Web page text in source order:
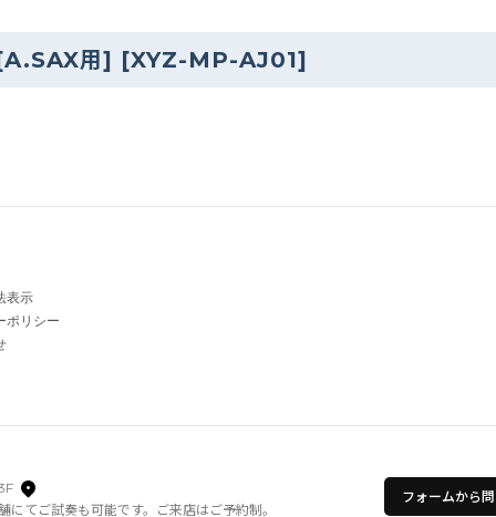
用] [XYZ-MP-AJ01]
表示
ポリシー
てご試奏も可能です。ご来店はご予約制。
フォームから